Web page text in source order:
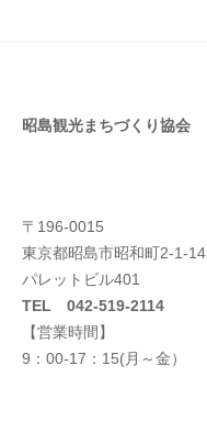
昭島観光まちづくり協会
〒196-0015
東京都昭島市昭和町2-1-14
パレットビル401
TEL 042-519-2114
【営業時間】
9：00-17：15(月～金）